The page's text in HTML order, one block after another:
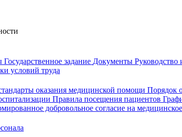
Государственное задание Документы Руководство
условий труда
оказания медицинской помощи Порядок
Правила посещения пациентов
добровольное согласие на